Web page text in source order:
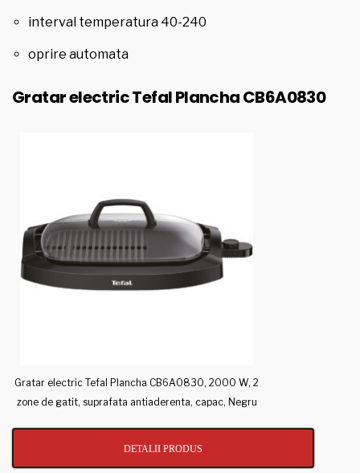
interval temperatura 40-240
oprire automata
Gratar electric Tefal Plancha CB6A0830
Gratar electric Tefal Plancha CB6A0830, 2000 W, 2
zone de gatit, suprafata antiaderenta, capac, Negru
DETALII PRODUS